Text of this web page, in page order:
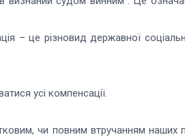
– це різновид державної
усі компенсації.
чи повним втручанням наших